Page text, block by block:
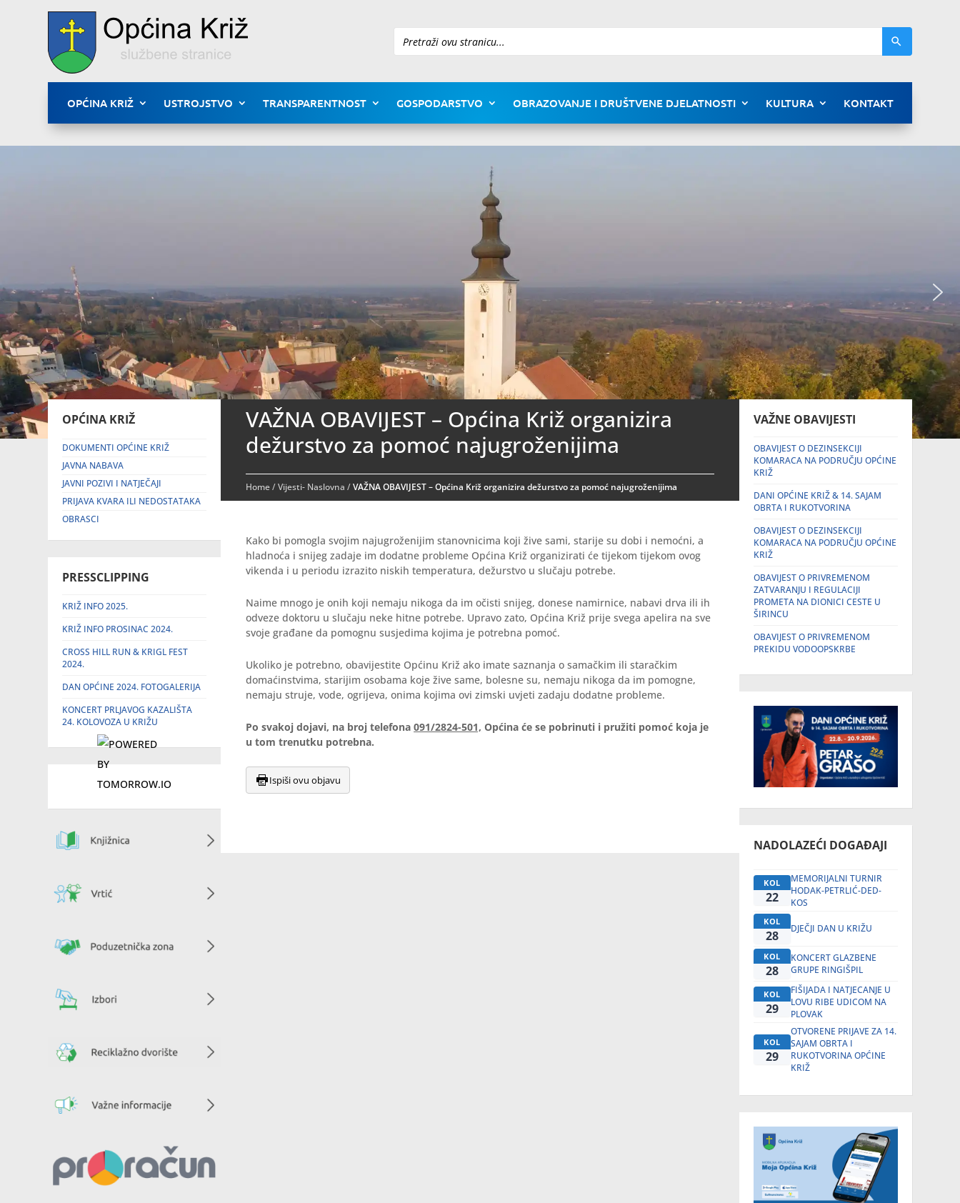
Pretraži
OPĆINA KRIŽ USTROJSTVO TRANSPARENTNOST GOSPODARSTVO OBRAZOVANJE I DRUŠTVENE DJELATNOSTI KULTURA KONTAKT
OPĆINA KRIŽ
DOKUMENTI OPĆINE KRIŽ
JAVNA NABAVA
JAVNI POZIVI I NATJEČAJI
PRIJAVA KVARA ILI NEDOSTATAKA
OBRASCI
PRESSCLIPPING
KRIŽ INFO 2025.
KRIŽ INFO PROSINAC 2024.
CROSS HILL RUN & KRIGL FEST
2024.
DAN OPĆINE 2024. FOTOGALERIJA
KONCERT PRLJAVOG KAZALIŠTA
24. KOLOVOZA U KRIŽU
VAŽNA OBAVIJEST – Općina Križ organizira
dežurstvo za pomoć najugroženijima
Home/Vijesti- Naslovna /VAŽNA OBAVIJEST – Općina Križ organizira dežurstvo za pomoć najugroženijima
Kako bi pomogla svojim najugroženijim stanovnicima koji žive sami, starije su dobi i nemoćni, a
hladnoća i snijeg zadaje im dodatne probleme Općina Križ organizirati će tijekom tijekom ovog
vikenda i u periodu izrazito niskih temperatura, dežurstvo u slučaju potrebe.
Naime mnogo je onih koji nemaju nikoga da im očisti snijeg, donese namirnice, nabavi drva ili ih
odveze doktoru u slučaju neke hitne potrebe. Upravo zato, Općina Križ prije svega apelira na sve
svoje građane da pomognu susjedima kojima je potrebna pomoć.
Ukoliko je potrebno, obavijestite Općinu Križ ako imate saznanja o samačkim ili staračkim
domaćinstvima, starijim osobama koje žive same, bolesne su, nemaju nikoga da im pomogne,
nemaju struje, vode, ogrijeva, onima kojima ovi zimski uvjeti zadaju dodatne probleme.
Po svakoj dojavi, na broj telefona091/2824-501, Općina će se pobrinuti i pružiti pomoć koja je
u tom trenutku potrebna.
Ispiši ovu objavu
VAŽNE OBAVIJESTI
OBAVIJEST O DEZINSEKCIJI
KOMARACA NA PODRUČJU OPĆINE
KRIŽ
DANI OPĆINE KRIŽ & 14. SAJAM
OBRTA I RUKOTVORINA
OBAVIJEST O DEZINSEKCIJI
KOMARACA NA PODRUČJU OPĆINE
KRIŽ
OBAVIJEST O PRIVREMENOM
ZATVARANJU I REGULACIJI
PROMETA NA DIONICI CESTE U
ŠIRINCU
OBAVIJEST O PRIVREMENOM
PREKIDU VODOOPSKRBE
NADOLAZEĆI DOGAĐAJI
KOL
22
MEMORIJALNI TURNIR
HODAK-PETRLIĆ-DED-
KOS
KOL
28 DJEČJI DAN U KRIŽU
KOL
28
KONCERT GLAZBENE
GRUPE RINGIŠPIL
KOL
29
FIŠIJADA I NATJECANJE U
LOVU RIBE UDICOM NA
PLOVAK
KOL
29
OTVORENE PRIJAVE ZA 14.
SAJAM OBRTA I
RUKOTVORINA OPĆINE
KRIŽ